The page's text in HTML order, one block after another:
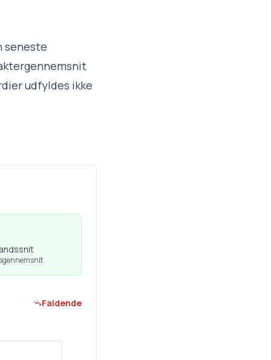
seneste
udfyldes ikke
Faldende